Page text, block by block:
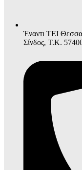
Έναντι ΤΕΙ
Σίνδος, Τ.Κ.